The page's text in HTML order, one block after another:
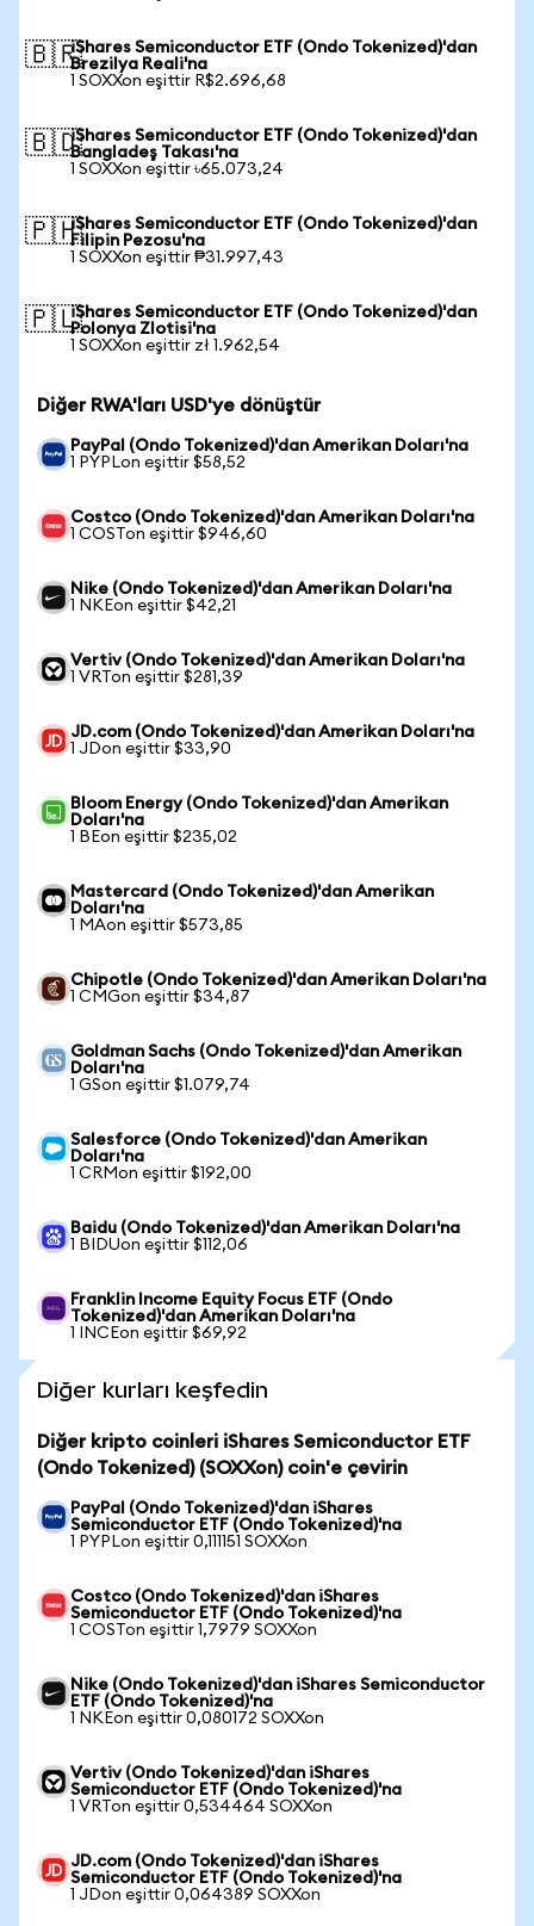
🇧🇷iShares Semiconductor ETF (Ondo Tokenized)'dan
Brezilya Reali'na
1 SOXXon eşittir R$2.696,68
🇧🇩iShares Semiconductor ETF (Ondo Tokenized)'dan
Bangladeş Takası'na
1 SOXXon eşittir ৳65.073,24
🇵🇭iShares Semiconductor ETF (Ondo Tokenized)'dan
Filipin Pezosu'na
1 SOXXon eşittir ₱31.997,43
🇵🇱iShares Semiconductor ETF (Ondo Tokenized)'dan
Polonya Zlotisi'na
1 SOXXon eşittir zł 1.962,54
Diğer RWA'ları USD'ye dönüştür
PayPal (Ondo Tokenized)'dan Amerikan Doları'na
1 PYPLon eşittir $58,52
Costco (Ondo Tokenized)'dan Amerikan Doları'na
1 COSTon eşittir $946,60
Nike (Ondo Tokenized)'dan Amerikan Doları'na
1 NKEon eşittir $42,21
Vertiv (Ondo Tokenized)'dan Amerikan Doları'na
1 VRTon eşittir $281,39
JD.com (Ondo Tokenized)'dan Amerikan Doları'na
1 JDon eşittir $33,90
Bloom Energy (Ondo Tokenized)'dan Amerikan
Doları'na
1 BEon eşittir $235,02
Mastercard (Ondo Tokenized)'dan Amerikan
Doları'na
1 MAon eşittir $573,85
Chipotle (Ondo Tokenized)'dan Amerikan Doları'na
1 CMGon eşittir $34,87
Goldman Sachs (Ondo Tokenized)'dan Amerikan
Doları'na
1 GSon eşittir $1.079,74
Salesforce (Ondo Tokenized)'dan Amerikan
Doları'na
1 CRMon eşittir $192,00
Baidu (Ondo Tokenized)'dan Amerikan Doları'na
1 BIDUon eşittir $112,06
Franklin Income Equity Focus ETF (Ondo
Tokenized)'dan Amerikan Doları'na
1 INCEon eşittir $69,92
Diğer kurları keşfedin
Diğer kripto coinleri iShares Semiconductor ETF
(Ondo Tokenized) (SOXXon) coin'e çevirin
PayPal (Ondo Tokenized)'dan iShares
Semiconductor ETF (Ondo Tokenized)'na
1 PYPLon eşittir 0,111151 SOXXon
Costco (Ondo Tokenized)'dan iShares
Semiconductor ETF (Ondo Tokenized)'na
1 COSTon eşittir 1,7979 SOXXon
Nike (Ondo Tokenized)'dan iShares Semiconductor
ETF (Ondo Tokenized)'na
1 NKEon eşittir 0,080172 SOXXon
Vertiv (Ondo Tokenized)'dan iShares
Semiconductor ETF (Ondo Tokenized)'na
1 VRTon eşittir 0,534464 SOXXon
JD.com (Ondo Tokenized)'dan iShares
Semiconductor ETF (Ondo Tokenized)'na
1 JDon eşittir 0,064389 SOXXon